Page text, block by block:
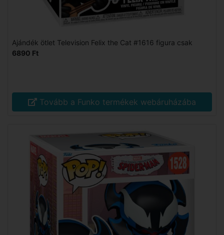
Ajándék ötlet Television Felix the Cat #1616 figura csak
6890 Ft
Tovább a Funko termékek webáruházába